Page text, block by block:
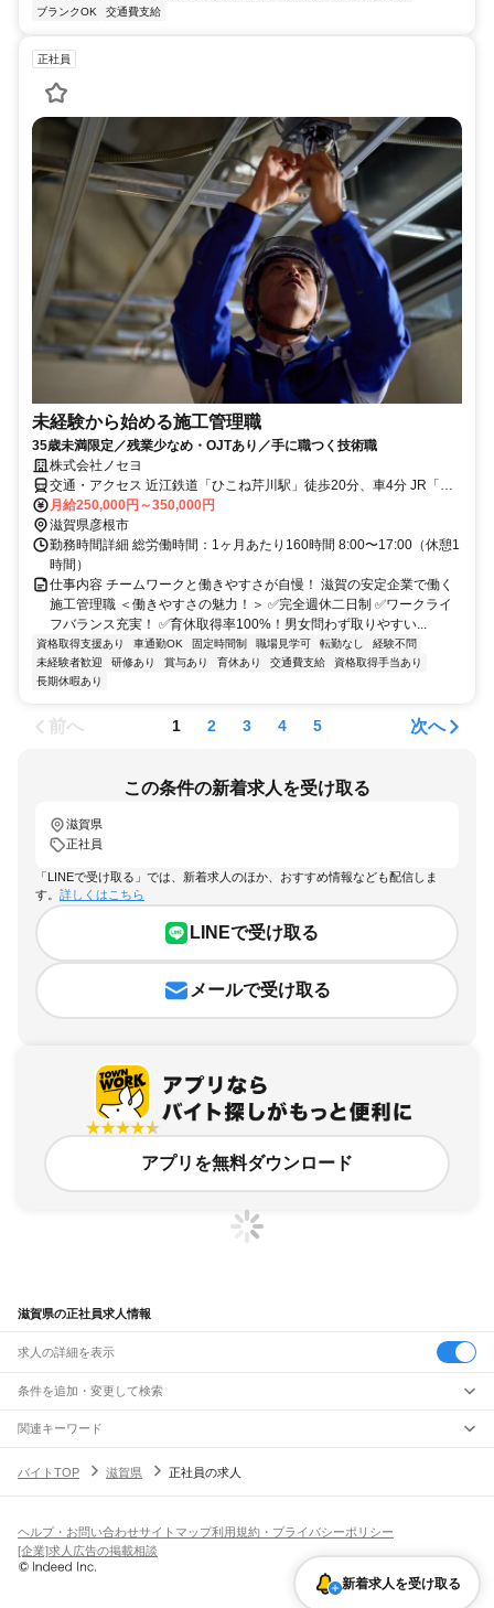
ブランクOK
交通費支給
正社員
未経験から始める施工管理職
35歳未満限定／残業少なめ・OJTあり／手に職つく技術職
株式会社ノセヨ
交通・アクセス 近江鉄道「ひこね芹川駅」徒歩20分、車4分 JR「彦
根駅」徒歩30分、車9分
月給250,000円～350,000円
滋賀県彦根市
勤務時間詳細 総労働時間：1ヶ月あたり160時間 8:00〜17:00（休憩1
時間）
仕事内容 チームワークと働きやすさが自慢！ 滋賀の安定企業で働く
施工管理職 ＜働きやすさの魅力！＞ ✅完全週休二日制 ✅ワークライ
フバランス充実！ ✅育休取得率100%！男女問わず取りやすい...
資格取得支援あり 車通勤OK 固定時間制 職場見学可 転勤なし
経験不問
未経験者歓迎
研修あり 賞与あり 育休あり 交通費支給
資格取得手当あり
長期休暇あり
前へ 1 2 3 4 5 次へ
この条件の新着求人を受け取る
滋賀県
正社員
「LINEで受け取る」では、新着求人のほか、おすすめ情報なども配信しま
す。 詳しくはこちら
LINEで受け取る
メールで受け取る
アプリを無料ダウンロード
滋賀県の正社員求人情報
求人の詳細を表示
条件を追加・変更して検索
市区町村を追加・変更
滋賀県すべて
駅を追加・変更
米原駅 坂田駅田村駅 長浜駅 虎姫駅河毛駅高月駅木ノ本駅 余呉駅
JR東海道本線(岐阜～美濃赤坂・米原)
柏原駅 近江長岡駅
飲食・フードサービス
飲食・フードサービス
ホールスタッフ
皿洗い・洗い場精肉・鮮魚加工
バー（BAR）・バーテンダー
飲食店（店長・マネージャー）
特徴を追加・変更
人気
髪型・髪色自由ひげOKネイルOK
関連キーワード
滋賀県 正社員 正社員求人
バイトTOP 滋賀県 正社員の求人
新着求人を受け取る
ヘルプ・お問い合わせサイトマップ利用規約・プライバシーポリシー
[企業]求人広告の掲載相談